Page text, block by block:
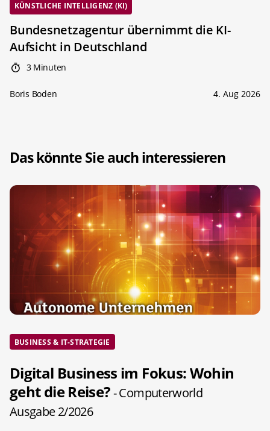
KÜNSTLICHE INTELLIGENZ (KI)
Bundesnetzagentur übernimmt die KI-
Aufsicht in Deutschland
3 Minuten
Boris Boden 4. Aug 2026
Das könnte Sie auch interessieren
BUSINESS & IT-STRATEGIE
Digital Business im Fokus: Wohin
geht die Reise?- Computerworld
Ausgabe 2/2026